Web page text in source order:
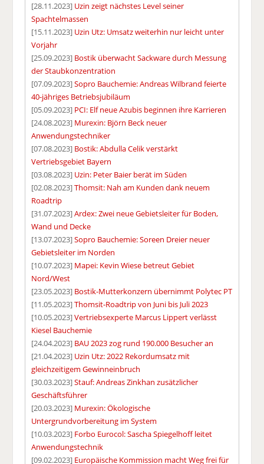
[28.11.2023] Uzin zeigt nächstes Level seiner
Spachtelmassen
[15.11.2023] Uzin Utz: Umsatz weiterhin nur leicht unter
Vorjahr
[25.09.2023] Bostik überwacht Sackware durch Messung
der Staubkonzentration
[07.09.2023]Sopro Bauchemie: Andreas Wilbrand feierte
40-jähriges Betriebsjubiläum
[05.09.2023] PCI: Elf neue Azubis beginnen ihre Karrieren
[24.08.2023] Murexin: Björn Beck neuer
Anwendungstechniker
[07.08.2023] Bostik: Abdulla Celik verstärkt
Vertriebsgebiet Bayern
[03.08.2023] Uzin: Peter Baier berät im Süden
[02.08.2023]Thomsit: Nah am Kunden dank neuem
Roadtrip
[31.07.2023]Ardex: Zwei neue Gebietsleiter für Boden,
Wand und Decke
[13.07.2023]Sopro Bauchemie: Soreen Dreier neuer
Gebietsleiter im Norden
[10.07.2023] Mapei: Kevin Wiese betreut Gebiet
Nord/West
[23.05.2023] Bostik-Mutterkonzern übernimmt Polytec PT
[11.05.2023]Thomsit-Roadtrip von Juni bis Juli 2023
[10.05.2023]Vertriebsexperte Marcus Lippert verlässt
Kiesel Bauchemie
[24.04.2023] BAU 2023 zog rund 190.000 Besucher an
[21.04.2023] Uzin Utz: 2022 Rekordumsatz mit
gleichzeitigem Gewinneinbruch
[30.03.2023]Stauf: Andreas Zinkhan zusätzlicher
Geschäftsführer
[20.03.2023] Murexin: Ökologische
Untergrundvorbereitung im System
[10.03.2023] Forbo Eurocol: Sascha Spiegelhoff leitet
Anwendungstechnik
[09.02.2023] Europäische Kommission macht Weg frei für